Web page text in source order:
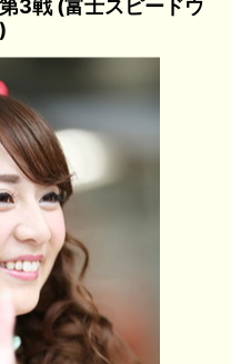
3戦 (富士スピードウ